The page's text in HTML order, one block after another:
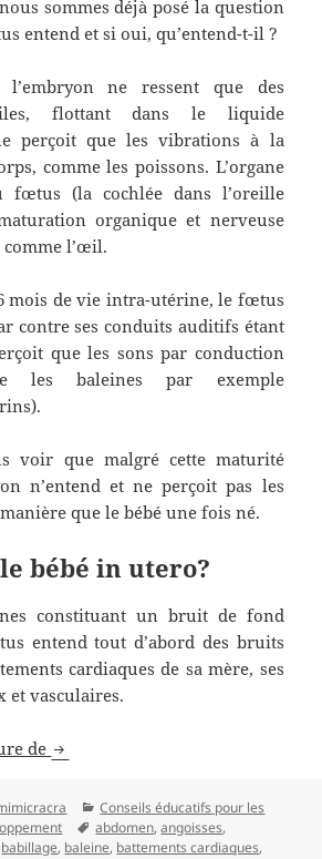
sommes déjà posé la question
entend et si oui, qu’entend-t-il ?
ne ressent que des
flottant dans le liquide
perçoit que les vibrations à la
comme les poissons. L’organe
fœtus (la cochlée dans l’oreille
organique et nerveuse
comme l’œil.
mois de vie intra-utérine, le fœtus
contre ses conduits auditifs étant
que les sons par conduction
les baleines par exemple
voir que malgré cette maturité
n’entend et ne perçoit pas les
que le bébé une fois né.
bébé in utero?
constituant un bruit de fond
entend tout d’abord des bruits
cardiaques de sa mère, ses
et vasculaires.
de La musique éveille les sens
Catégories
Conseils éducatifs pour les
Mots-
clés
abdomen,angoisses,
babillage, baleine, battements cardiaques,